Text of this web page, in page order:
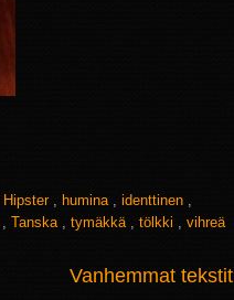
Hipster , humina , identtinen ,
, Tanska , tymäkkä , tölkki , vihreä
Vanhemmat tekstit